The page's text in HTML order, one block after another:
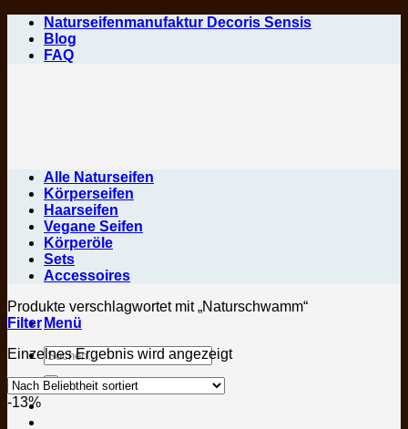
Zum
Inhalt
springen
Naturseifenmanufaktur Decoris Sensis
Blog
FAQ
Menü
Suchen
nach:
Alle Naturseifen
Körperseifen
Haarseifen
Vegane Seifen
Körperöle
Sets
Accessoires
Produkte verschlagwortet mit „Naturschwamm“
Filter
Einzelnes Ergebnis wird angezeigt
-13%